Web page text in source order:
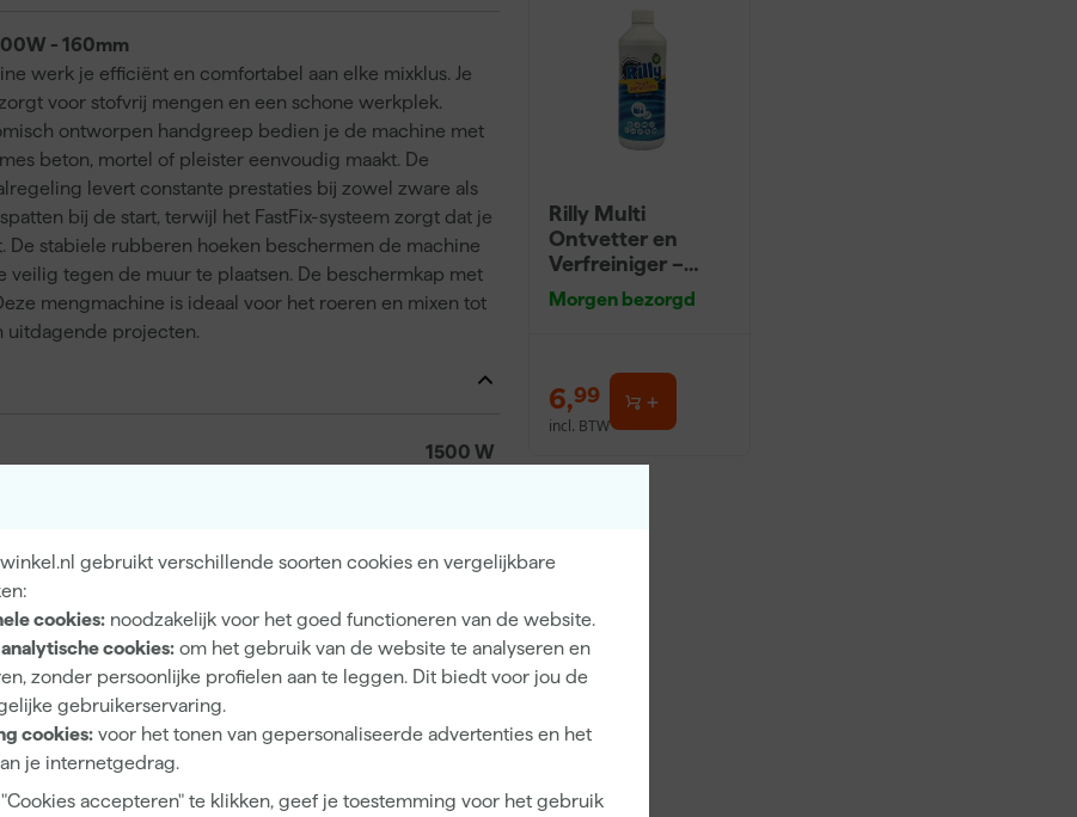
gebruikt verschillende soorten cookies en vergelijkbare
cookies: noodzakelijk voor het goed functioneren van de website.
cookies: om het gebruik van de website te analyseren en
zonder persoonlijke profielen aan te leggen. Dit biedt voor jou de
gebruikerservaring.
cookies: voor het tonen van gepersonaliseerde advertenties en het
je internetgedrag.
accepteren" te klikken, geef je toestemming voor het gebruik
- 160mm
werk je efficiënt en comfortabel aan elke mixklus. Je
voor stofvrij mengen en een schone werkplek.
ontworpen handgreep bedien je de machine met
beton, mortel of pleister eenvoudig maakt. De
levert constante prestaties bij zowel zware als
bij de start, terwijl het FastFix-systeem zorgt dat je
De stabiele rubberen hoeken beschermen de machine
tegen de muur te plaatsen. De beschermkap met
mengmachine is ideaal voor het roeren en mixen tot
uitdagende projecten.
1500 W
M14
90 L
150-300, 320-650
Rilly Multi
Ontvetter en
Verfreiniger –
0,5L
Morgen bezorgd
6,99
incl. BTW